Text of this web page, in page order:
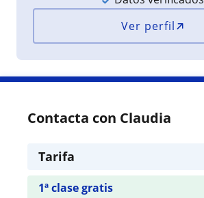
Ver perfil
Contacta con Claudia
Tarifa
1ª clase gratis